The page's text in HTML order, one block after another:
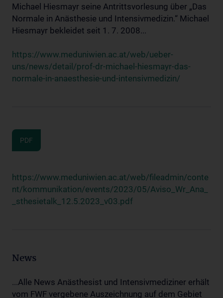
Michael Hiesmayr seine Antrittsvorlesung über „Das
Normale in Anästhesie und Intensivmedizin.“ Michael
Hiesmayr bekleidet seit 1. 7. 2008...
https://www.meduniwien.ac.at/web/ueber-
uns/news/detail/prof-dr-michael-hiesmayr-das-
normale-in-anaesthesie-und-intensivmedizin/
PDF
https://www.meduniwien.ac.at/web/fileadmin/conte
nt/kommunikation/events/2023/05/Aviso_Wr_Ana_
_sthesietalk_12.5.2023_v03.pdf
News
...Alle News Anästhesist und Intensivmediziner erhält
vom FWF vergebene Auszeichnung auf dem Gebiet